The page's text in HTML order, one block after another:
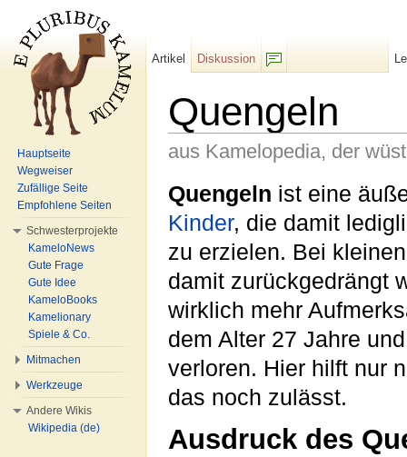
Quengeln
aus Kamelopedia, der
Quengeln ist eine
Kinder, die damit
zu erzielen. Bei
damit zurückgedrängt
wirklich mehr
dem Alter 27 Jahre
verloren. Hier hilft nur
das noch zulässt.
Ausdruck des
Artikel
Diskussion
Hauptseite
Wegweiser
Zufällige Seite
Empfohlene Seiten
Schwesterprojekte
KameloNews
Gute Frage
Gute Idee
KameloBooks
Kamelionary
Spiele & Co.
Mitmachen
Werkzeuge
Andere Wikis
Wikipedia (de)